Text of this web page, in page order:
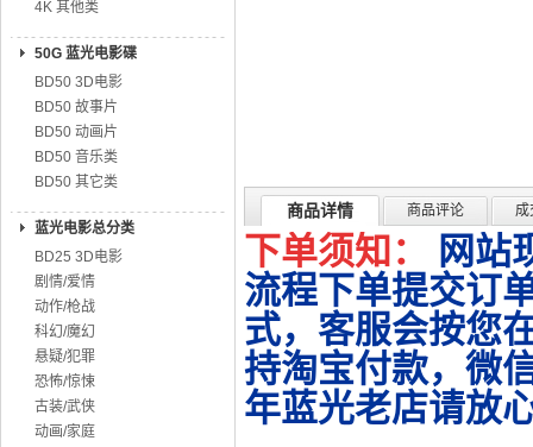
4K 其他类
50G 蓝光电影碟
BD50 3D电影
BD50 故事片
BD50 动画片
BD50 音乐类
BD50 其它类
蓝光电影总分类
BD25 3D电影
剧情/爱情
动作/枪战
科幻/魔幻
悬疑/犯罪
恐怖/惊悚
古装/武侠
动画/家庭
商品详情 商品评论 成
下单须知：
网站
流程下单提交订
式，客服会按您
持淘宝付款，微
年蓝光老店请放